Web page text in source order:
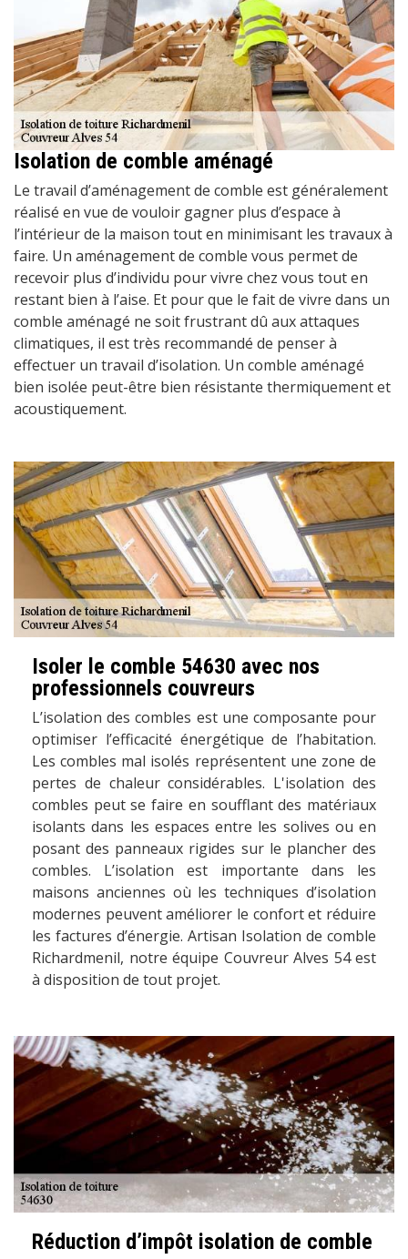
Isolation de comble aménagé
Le travail d’aménagement de comble est généralement
réalisé en vue de vouloir gagner plus d’espace à
l’intérieur de la maison tout en minimisant les travaux à
faire. Un aménagement de comble vous permet de
recevoir plus d’individu pour vivre chez vous tout en
restant bien à l’aise. Et pour que le fait de vivre dans un
comble aménagé ne soit frustrant dû aux attaques
climatiques, il est très recommandé de penser à
effectuer un travail d’isolation. Un comble aménagé
bien isolée peut-être bien résistante thermiquement et
acoustiquement.
Isoler le comble 54630 avec nos
professionnels couvreurs
L’isolation des combles est une composante pour
optimiser l’efficacité énergétique de l’habitation.
Les combles mal isolés représentent une zone de
pertes de chaleur considérables. L'isolation des
combles peut se faire en soufflant des matériaux
isolants dans les espaces entre les solives ou en
posant des panneaux rigides sur le plancher des
combles. L’isolation est importante dans les
maisons anciennes où les techniques d’isolation
modernes peuvent améliorer le confort et réduire
les factures d’énergie. Artisan Isolation de comble
Richardmenil, notre équipe Couvreur Alves 54 est
à disposition de tout projet.
Réduction d’impôt isolation de comble